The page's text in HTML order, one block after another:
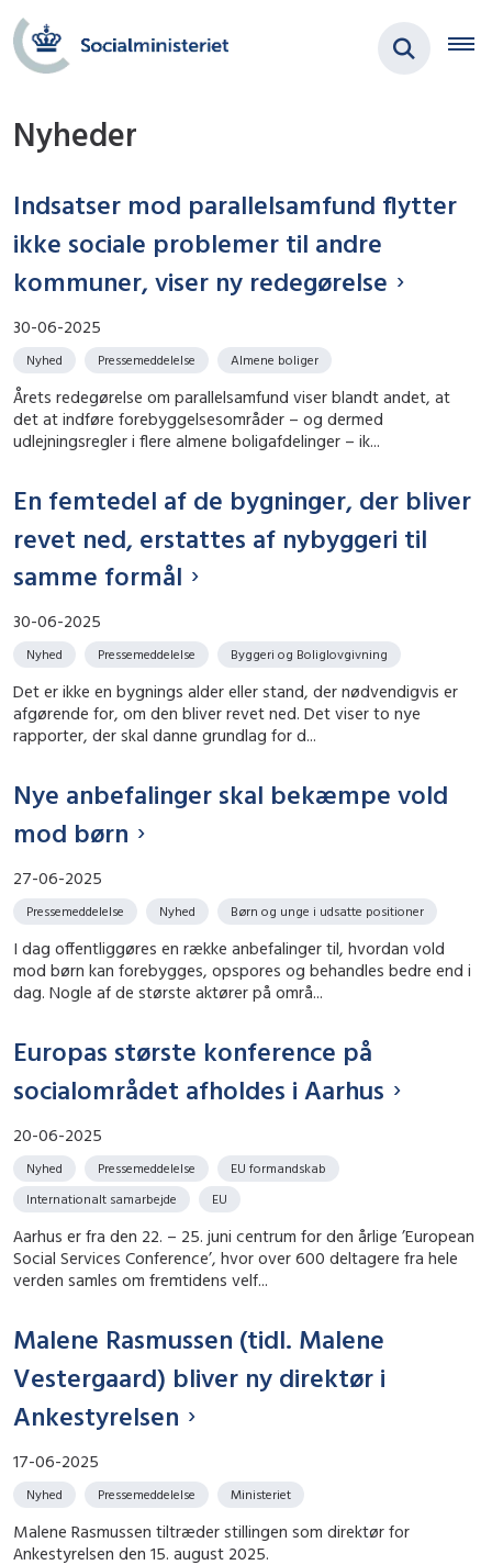
Nyheder
Indsatser mod parallelsamfund flytter
ikke sociale problemer til andre
kommuner, viser ny redegørelse
30-06-2025
Nyhed Pressemeddelelse Almene boliger
Årets redegørelse om parallelsamfund viser blandt andet, at
det at indføre forebyggelsesområder – og dermed
udlejningsregler i flere almene boligafdelinger – ik...
En femtedel af de bygninger, der bliver
revet ned, erstattes af nybyggeri til
samme formål
30-06-2025
Nyhed Pressemeddelelse Byggeri og Boliglovgivning
Det er ikke en bygnings alder eller stand, der nødvendigvis er
afgørende for, om den bliver revet ned. Det viser to nye
rapporter, der skal danne grundlag for d...
Nye anbefalinger skal bekæmpe vold
mod børn
27-06-2025
Pressemeddelelse Nyhed Børn og unge i udsatte positioner
I dag offentliggøres en række anbefalinger til, hvordan vold
mod børn kan forebygges, opspores og behandles bedre end i
dag. Nogle af de største aktører på områ...
Europas største konference på
socialområdet afholdes i Aarhus
20-06-2025
Nyhed Pressemeddelelse
EU formandskab
Internationalt samarbejde
EU
Aarhus er fra den 22. – 25. juni centrum for den årlige ’European
Social Services Conference’, hvor over 600 deltagere fra hele
verden samles om fremtidens velf...
Malene Rasmussen (tidl. Malene
Vestergaard) bliver ny direktør i
Ankestyrelsen
17-06-2025
Nyhed Pressemeddelelse Ministeriet
Malene Rasmussen tiltræder stillingen som direktør for
Ankestyrelsen den 15. august 2025.